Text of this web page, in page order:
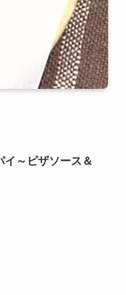
イ～ピザソース＆